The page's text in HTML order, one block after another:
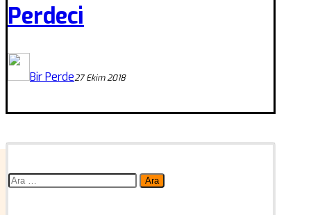
Perdeci
Bir Perde27 Ekim 2018
Arama: